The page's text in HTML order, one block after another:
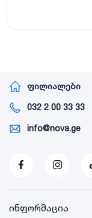
ფილიალები
032 2 00 33 33
info@nova.ge
ინფორმაცია